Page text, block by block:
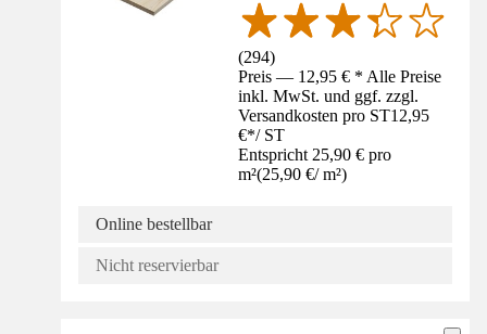
(294)
Preis — 12,95 € * Alle Preise
inkl. MwSt. und ggf. zzgl.
Versandkosten pro ST12,95
€*/ ST
Entspricht 25,90 € pro
m²(25,90 €/ m²)
Online bestellbar
Nicht reservierbar